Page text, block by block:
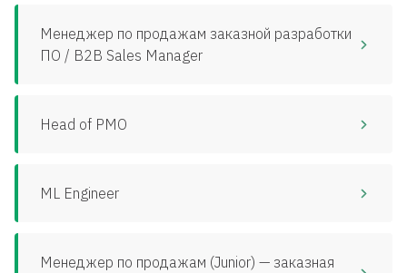
Менеджер по продажам заказной разработки
ПО / B2B Sales Manager
Head of PMO
ML Engineer
Менеджер по продажам (Junior) — заказная